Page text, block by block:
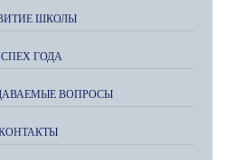
ШКОЛЫ
ГОДА
ВОПРОСЫ